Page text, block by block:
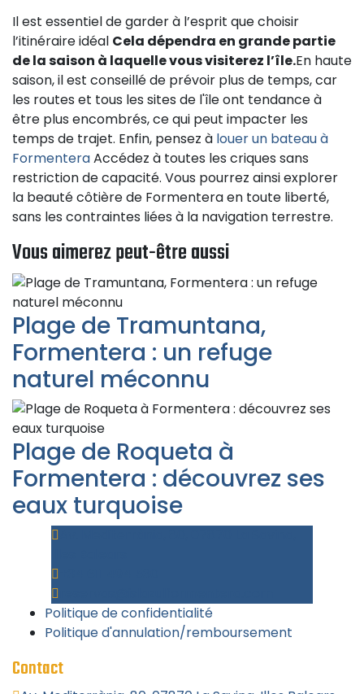
Il est essentiel de garder à l’esprit que choisir
l’itinéraire idéal Cela dépendra en grande partie
de la saison à laquelle vous visiterez l’île.En haute
saison, il est conseillé de prévoir plus de temps, car
les routes et tous les sites de l'île ont tendance à
être plus encombrés, ce qui peut impacter les
temps de trajet. Enfin, pensez à louer un bateau à
FormenteraAccédez à toutes les criques sans
restriction de capacité. Vous pourrez ainsi explorer
la beauté côtière de Formentera en toute liberté,
sans les contraintes liées à la navigation terrestre.
Vous aimerez peut-être aussi
Plage de Tramuntana,
Formentera : un refuge
naturel méconnu
Plage de Roqueta à
Formentera : découvrez ses
eaux turquoise
Politique de confidentialité
Politique d'annulation/remboursement
Contact